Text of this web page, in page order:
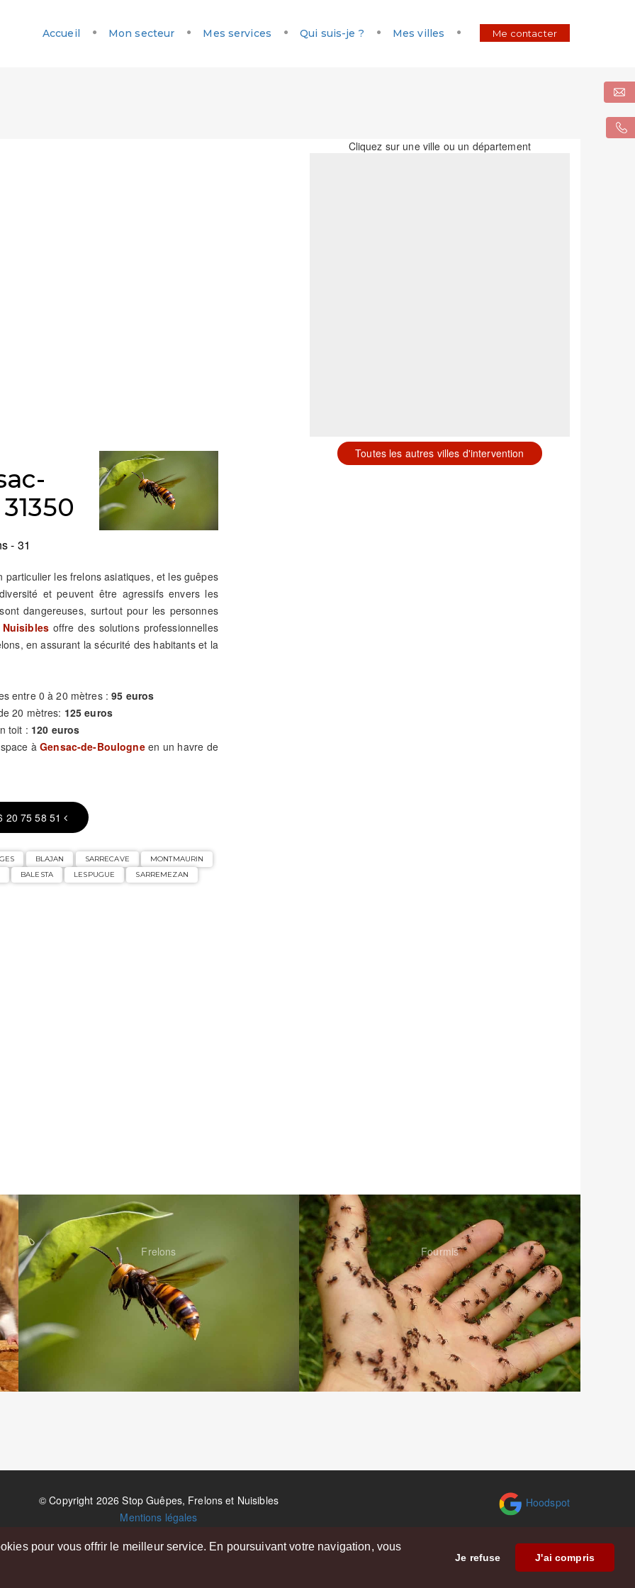
pour vous offrir le meilleur service. En poursuivant votre navigation, vous
Je refuse J'ai compris
Accueil Mon secteur Mes services Qui suis-je ? Mes villes Me contacter
- 31
particulier les frelons asiatiques, et les guêpes
et peuvent être agressifs envers les
dangereuses, surtout pour les personnes
offre des solutions professionnelles
en assurant la sécurité des habitants et la
entre 0 à 20 mètres :95 euros
20 mètres: 125 euros
toit : 120 euros
àGensac-de-Boulogneen un havre de
20 75 58 51
BLAJAN SARRECAVE
MONTMAURIN
BALESTA
LESPUGUE SARREMEZAN
Cliquez sur une ville ou un département
Toutes les autres villes d'intervention
Frelons Fourmis
© Copyright 2026 Stop Guêpes, Frelons et Nuisibles
Mentions légales
Saint-Gaudens-Saint-Girons-Boulogne-sur-Gesse-Montréjeau
Hoodspot